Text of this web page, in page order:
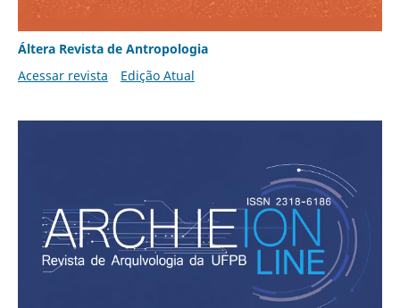
Áltera Revista de Antropologia
Acessar revista
Edição Atual